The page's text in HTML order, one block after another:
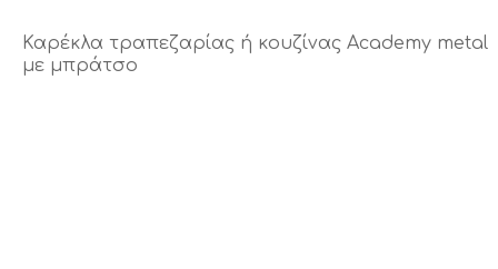
Καρέκλα τραπεζαρίας ή κουζίνας Academy metal
με μπράτσο